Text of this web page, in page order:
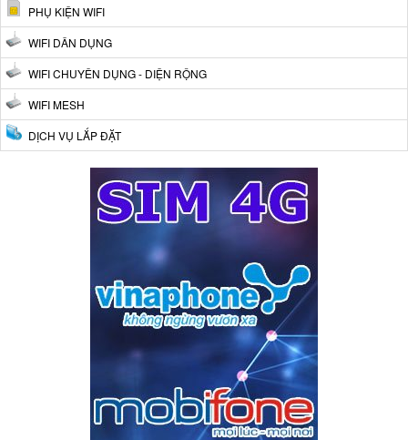
PHỤ KIỆN WIFI
WIFI DÂN DỤNG
WIFI CHUYÊN DỤNG - DIỆN RỘNG
WIFI MESH
DỊCH VỤ LẮP ĐẶT